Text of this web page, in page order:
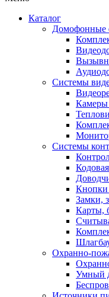
Каталог
Домофонные
Системы
Камеры
Системы
Кнопки
Замки,
Карты,
Охранно-
Умный